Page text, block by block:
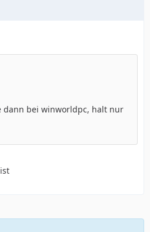
dann bei winworldpc, halt nur